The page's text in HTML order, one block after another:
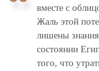
вместе с
Жаль этой
лишены
состоянии
того, что